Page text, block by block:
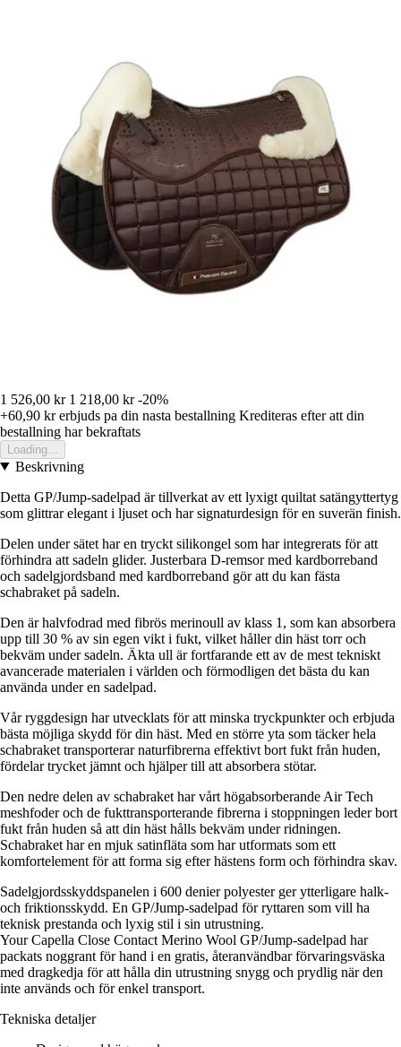
1 526,00 kr 1 218,00 kr -20%
+60,90 krerbjuds pa din nasta bestallning Krediteras efter att din
bestallning har bekraftats
Loading...
Beskrivning
Detta GP/Jump-sadelpad är tillverkat av ett lyxigt quiltat satängyttertyg
som glittrar elegant i ljuset och har signaturdesign för en suverän finish.
Delen under sätet har en tryckt silikongel som har integrerats för att
förhindra att sadeln glider. Justerbara D-remsor med kardborreband
och sadelgjordsband med kardborreband gör att du kan fästa
schabraket på sadeln.
Den är halvfodrad med fibrös merinoull av klass 1, som kan absorbera
upp till 30 % av sin egen vikt i fukt, vilket håller din häst torr och
bekväm under sadeln. Äkta ull är fortfarande ett av de mest tekniskt
avancerade materialen i världen och förmodligen det bästa du kan
använda under en sadelpad.
Vår ryggdesign har utvecklats för att minska tryckpunkter och erbjuda
bästa möjliga skydd för din häst. Med en större yta som täcker hela
schabraket transporterar naturfibrerna effektivt bort fukt från huden,
fördelar trycket jämnt och hjälper till att absorbera stötar.
Den nedre delen av schabraket har vårt högabsorberande Air Tech
meshfoder och de fukttransporterande fibrerna i stoppningen leder bort
fukt från huden så att din häst hålls bekväm under ridningen.
Schabraket har en mjuk satinfläta som har utformats som ett
komfortelement för att forma sig efter hästens form och förhindra skav.
Sadelgjordsskyddspanelen i 600 denier polyester ger ytterligare halk-
och friktionsskydd. En GP/Jump-sadelpad för ryttaren som vill ha
teknisk prestanda och lyxig stil i sin utrustning.
Your Capella Close Contact Merino Wool GP/Jump-sadelpad har
packats noggrant för hand i en gratis, återanvändbar förvaringsväska
med dragkedja för att hålla din utrustning snygg och prydlig när den
inte används och för enkel transport.
Tekniska detaljer